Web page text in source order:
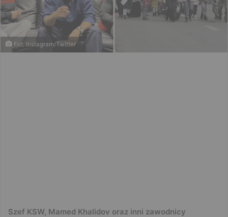
Fot. Instagram/Twitter
Szef KSW, Mamed Khalidov oraz inni zawodnicy